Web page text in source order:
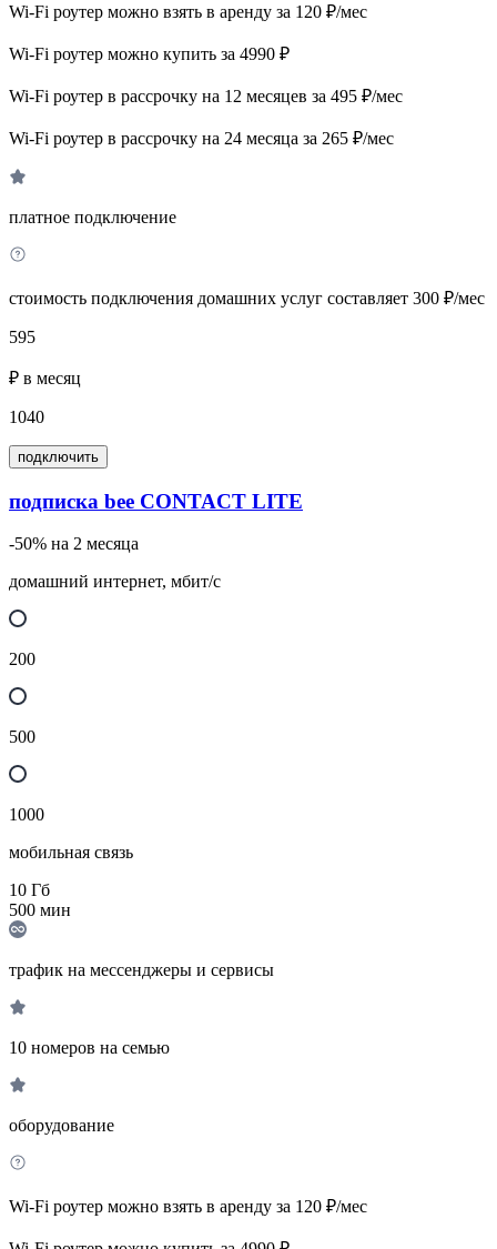
Wi-Fi роутер можно взять в аренду за 120 ₽/мес
Wi-Fi роутер можно купить за 4990 ₽
Wi-Fi роутер в рассрочку на 12 месяцев за 495 ₽/мес
Wi-Fi роутер в рассрочку на 24 месяца за 265 ₽/мес
платное подключение
стоимость подключения домашних услуг составляет 300 ₽/мес
595
₽ в месяц
1040
подключить
подписка bee CONTACT LITE
-50% на 2 месяца
домашний интернет, мбит/с
200
500
1000
мобильная связь
10 Гб
500 мин
трафик на мессенджеры и сервисы
10 номеров на семью
оборудование
Wi-Fi роутер можно взять в аренду за 120 ₽/мес